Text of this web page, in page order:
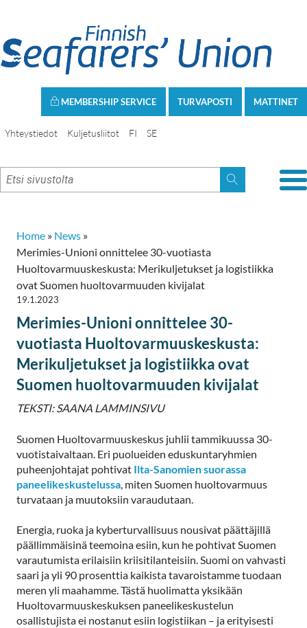
MATTINET
TURVAPOSTI
MEMBERSHIP SERVICE
Yhteystiedot Kuljetusliitot FI SE
Home » News »
Merimies-Unioni onnittelee 30-vuotiasta
Huoltovarmuuskeskusta: Merikuljetukset ja logistiikka
ovat Suomen huoltovarmuuden kivijalat
19.1.2023
Merimies-Unioni onnittelee 30-
vuotiasta Huoltovarmuuskeskusta:
Merikuljetukset ja logistiikka ovat
Suomen huoltovarmuuden kivijalat
TEKSTI: SAANA LAMMINSIVU
Suomen Huoltovarmuuskeskus juhlii tammikuussa 30-
vuotistaivaltaan. Eri puolueiden eduskuntaryhmien
puheenjohtajat pohtivat Ilta-Sanomien suorassa
paneelikeskustelussa , miten Suomen huoltovarmuus
turvataan ja muutoksiin varaudutaan.
Energia, ruoka ja kyberturvallisuus nousivat päättäjillä
päällimmäisinä teemoina esiin, kun he pohtivat Suomen
varautumista erilaisiin kriisitilanteisiin. Suomi on vahvasti
saari ja yli 90 prosenttia kaikista tavaroistamme tuodaan
meren yli maahamme. Tästä huolimatta yksikään
Huoltovarmuuskeskuksen paneelikeskustelun
osallistujista ei nostanut esiin logistiikan – ja erityisesti